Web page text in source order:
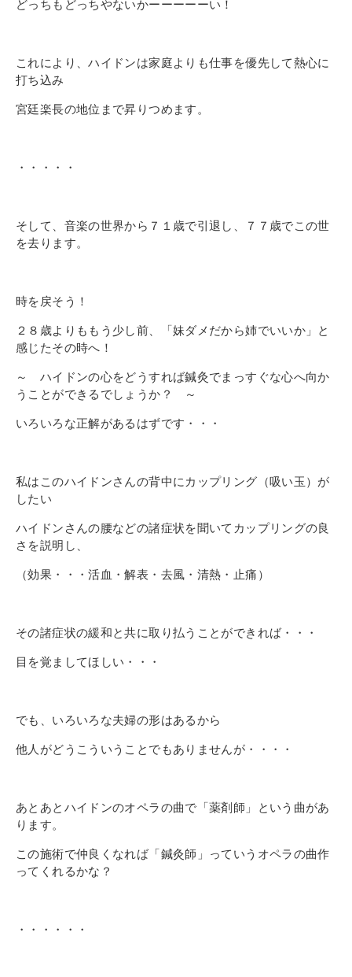
どっちもどっちやないかーーーーーい！
これにより、ハイドンは家庭よりも仕事を優先して熱心に
打ち込み
宮廷楽長の地位まで昇りつめます。
・・・・・
そして、音楽の世界から７１歳で引退し、７７歳でこの世
を去ります。
時を戻そう！
２８ 歳よりももう少し前、「妹ダメだから姉でいいか」と
感じたその時へ！
～ ハイドンの心をどうすれば鍼灸でまっすぐな心へ向か
うことができるでしょうか？ ～
いろいろな正解があるはずです・・・
私はこのハイドンさんの背中にカップリング（吸い玉）が
したい
ハイドンさんの腰などの諸症状を聞いてカップリングの良
さを説明し、
（効果・・・活血・解表・去風・清熱・止痛）
その諸症状の緩和と共に取り払うことができれば・・・
目を覚ましてほしい・・・
でも、いろいろ な夫婦の形はあるから
他人がどうこういうことでもありませんが・・・・
あとあとハイドンのオペラの曲で「薬剤師」という曲があ
ります。
この施術で仲良くなれば「鍼灸師」っていうオペラの曲作
ってくれるかな？
・・・・・・